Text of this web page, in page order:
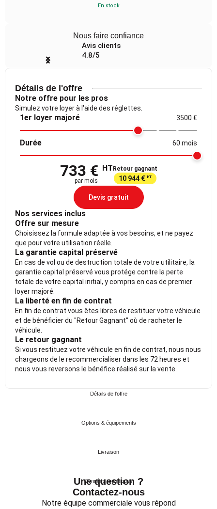
En stock
Nous faire confiance
Avis clients
4.8/5
Item
4
Détails de l'offre
Notre offre pour les pros
Simulez votre loyer à l'aide des réglettes.
1er loyer majoré 3500 €
Durée 60 mois
733 € HT
par mois
Retour gagnant
10 944 € HT
Devis gratuit
Nos services inclus
Offre sur mesure
Choisissez la formule adaptée à vos besoins, et ne payez
que pour votre utilisation réelle.
La garantie capital préservé
En cas de vol ou de destruction totale de votre utilitaire, la
garantie capital préservé vous protége contre la perte
totale de votre capital initial, y compris en cas de premier
loyer majoré.
La liberté en fin de contrat
En fin de contrat vous êtes libres de restituer votre véhicule
et de bénéficier du "Retour Gagnant" où de racheter le
véhicule.
Le retour gagnant
Si vous restituez votre véhicule en fin de contrat, nous nous
chargeons de le recommercialiser dans les 72 heures et
nous vous reversons le bénéfice réalisé sur la vente.
Détails de l'offre
Options & équipements
Livraison
Données techniques
Une question ?
Contactez-nous
Notre équipe commerciale vous répond